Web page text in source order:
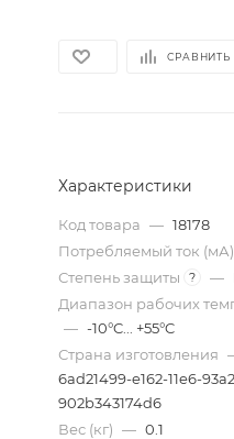
СРАВНИТЬ
Характеристики
Код товара — 18178
Потребляемый ток (мА)
Степень защиты
? —
Диапазон рабочих
— -10°C... +55°C
Страна изготовления
6ad21499-e162-11e6-
902b343174d6
Вес (кг) — 0.1